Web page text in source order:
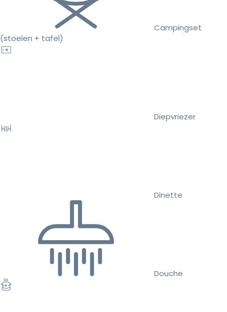
Campingset
(stoelen + tafel)
Diepvriezer
Dinette
Douche